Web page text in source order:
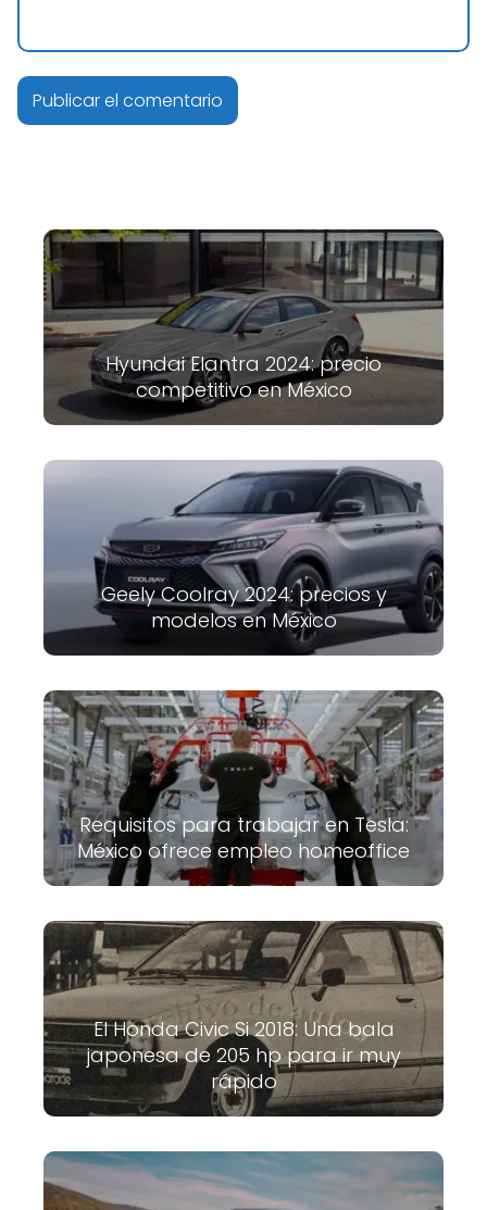
Hyundai Elantra 2024: precio
competitivo en México
Geely Coolray 2024: precios y
modelos en México
Requisitos para trabajar en Tesla:
México ofrece empleo homeoffice
El Honda Civic Si 2018: Una bala
japonesa de 205 hp para ir muy
rápido